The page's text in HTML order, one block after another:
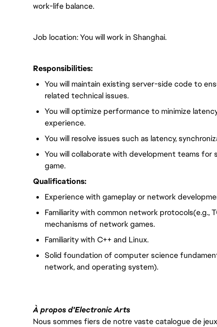
work-life balance.
Job location: You will work in Shanghai.
Responsibilities:
You will maintain existing server-side code to
related technical issues.
You will optimize performance to minimize
experience.
You will resolve issues such as latency,
You will collaborate with development teams
game.
Qualifications:
Experience with gameplay or network
Familiarity with common network protocols(e.g.,
mechanisms of network games.
Familiarity with C++ and Linux.
Solid foundation of computer science
network, and operating system).
À propos d'Electronic Arts
Nous sommes fiers de notre vaste catalogue de